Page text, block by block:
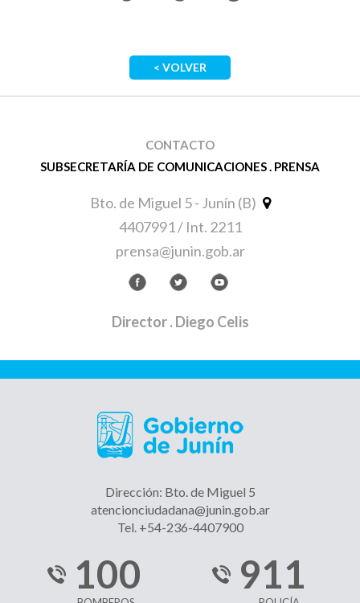
< VOLVER
CONTACTO
SUBSECRETARÍA DE COMUNICACIONES . PRENSA
Bto. de Miguel 5 - Junín (B)
4407991 / Int. 2211
prensa@junin.gob.ar
Director. Diego Celis
Dirección: Bto. de Miguel 5
atencionciudadana@junin.gob.ar
Tel. +54-236-4407900
100 911